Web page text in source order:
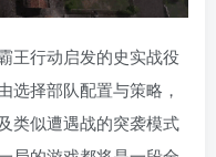
王行动启发的史实战役
选择部队配置与策略，
类似遭遇战的突袭模式